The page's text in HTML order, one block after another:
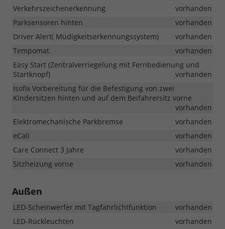
Verkehrszeichenerkennung
vorhanden
Parksensoren hinten
vorhanden
Driver Alert( Müdigkeitserkennungssystem)
vorhanden
Tempomat
vorhanden
Easy Start (Zentralverriegelung mit Fernbedienung und
Startknopf)
vorhanden
Isofix Vorbereitung für die Befestigung von zwei
Kindersitzen hinten und auf dem Beifahrersitz vorne
vorhanden
Elektromechanische Parkbremse
vorhanden
eCall
vorhanden
Care Connect 3 Jahre
vorhanden
Sitzheizung vorne
vorhanden
Außen
LED-Scheinwerfer mit Tagfahrlichtfunktion
vorhanden
LED-Rückleuchten
vorhanden